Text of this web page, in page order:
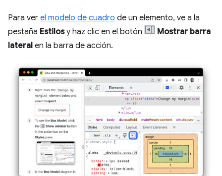
Para ver el modelo de cuadro de un elemento, ve a la
pestaña Estilosy haz clic en el botón
Mostrar barra
lateral en la barra de acción.